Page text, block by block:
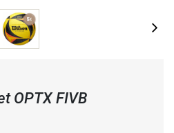
OPTX FIVB